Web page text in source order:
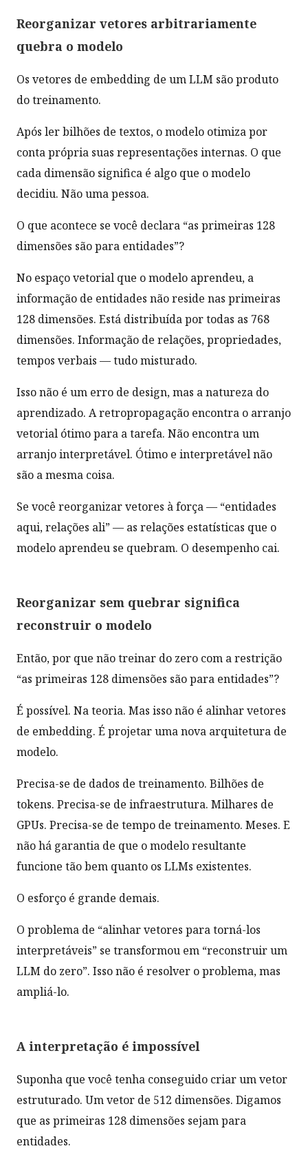
Reorganizar vetores arbitrariamente
quebra o modelo
Os vetores de embedding de um LLM são produto
do treinamento.
Após ler bilhões de textos, o modelo otimiza por
conta própria suas representações internas. O que
cada dimensão significa é algo que o modelo
decidiu. Não uma pessoa.
O que acontece se você declara “as primeiras 128
dimensões são para entidades”?
No espaço vetorial que o modelo aprendeu, a
informação de entidades não reside nas primeiras
128 dimensões. Está distribuída por todas as 768
dimensões. Informação de relações, propriedades,
tempos verbais — tudo misturado.
Isso não é um erro de design, mas a natureza do
aprendizado. A retropropagação encontra o arranjo
vetorial ótimo para a tarefa. Não encontra um
arranjo interpretável. Ótimo e interpretável não
são a mesma coisa.
Se você reorganizar vetores à força — “entidades
aqui, relações ali” — as relações estatísticas que o
modelo aprendeu se quebram. O desempenho cai.
Reorganizar sem quebrar significa
reconstruir o modelo
Então, por que não treinar do zero com a restrição
“as primeiras 128 dimensões são para entidades”?
É possível. Na teoria. Mas isso não é alinhar vetores
de embedding. É projetar uma nova arquitetura de
modelo.
Precisa-se de dados de treinamento. Bilhões de
tokens. Precisa-se de infraestrutura. Milhares de
GPUs. Precisa-se de tempo de treinamento. Meses. E
não há garantia de que o modelo resultante
funcione tão bem quanto os LLMs existentes.
O esforço é grande demais.
O problema de “alinhar vetores para torná-los
interpretáveis” se transformou em “reconstruir um
LLM do zero”. Isso não é resolver o problema, mas
ampliá-lo.
A interpretação é impossível
Suponha que você tenha conseguido criar um vetor
estruturado. Um vetor de 512 dimensões. Digamos
que as primeiras 128 dimensões sejam para
entidades.